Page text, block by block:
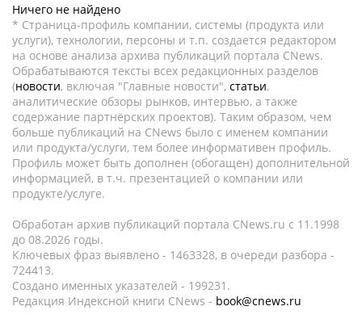
Ничего не найдено
* Страница-профиль компании, системы (продукта или
услуги), технологии, персоны и т.п. создается редактором
на основе анализа архива публикаций портала CNews.
Обрабатываются тексты всех редакционных разделов
(новости, включая "Главные новости", статьи,
аналитические обзоры рынков, интервью, а также
содержание партнёрских проектов). Таким образом, чем
больше публикаций на CNews было с именем компании
или продукта/услуги, тем более информативен профиль.
Профиль может быть дополнен (обогащен) дополнительной
информацией, в т.ч. презентацией о компании или
продукте/услуге.
Обработан архив публикаций портала CNews.ru c 11.1998
до 08.2026 годы.
Ключевых фраз выявлено - 1463328, в очереди разбора -
724413.
Создано именных указателей - 199231.
Редакция Индексной книги CNews - book@cnews.ru